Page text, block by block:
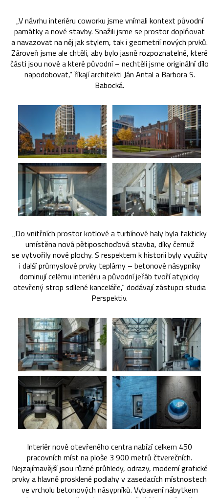
„V návrhu interiéru coworku jsme vnímali kontext původní
památky a nové stavby. Snažili jsme se prostor doplňovat
a navazovat na něj jak stylem, tak i geometrií nových prvků.
Zároveň jsme ale chtěli, aby bylo jasně rozpoznatelné, které
části jsou nové a které původní – nechtěli jsme originální dílo
napodobovat,“ říkají architekti Ján Antal a Barbora S.
Babocká.
„Do vnitřních prostor kotlové a turbínové haly byla fakticky
umístěna nová pětiposchoďová stavba, díky čemuž
se vytvořily nové plochy. S respektem k historii byly využity
i další průmyslové prvky teplárny – betonové násypníky
dominují celému interiéru a původní jeřáb tvoří atypicky
otevřený strop sdílené kanceláře,“ dodávají zástupci studia
Perspektiv.
Interiér nově otevřeného centra nabízí celkem 450
pracovních míst na ploše 3 900 metrů čtverečních.
Nejzajímavější jsou různé průhledy, odrazy, moderní grafické
prvky a hlavně prosklené podlahy v zasedacích místnostech
ve vrcholu betonových násypníků. Vybavení nábytkem